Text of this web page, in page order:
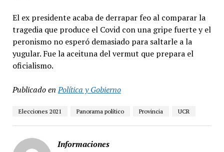
El ex presidente acaba de derrapar feo al comparar la
tragedia que produce el Covid con una gripe fuerte y el
peronismo no esperó demasiado para saltarle a la
yugular. Fue la aceituna del vermut que prepara el
oficialismo.
Publicado en Política y Gobierno
Elecciones 2021 Panorama político Provincia UCR
Informaciones